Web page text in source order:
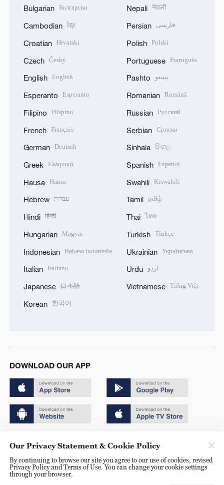
Bulgarian Български
Cambodian ខ្មែរ
Croatian Hrvatski
Czech Český
English English
Esperanto Esperanto
Filipino Filipino
French Français
German Deutsch
Greek Ελληνικά
Hausa Hausa
Hebrew עברית
Hindi हिन्दी
Hungarian Magyar
Indonesian Bahasa Indonesia
Italian Italiano
Japanese 日本語
Korean 한국어
Nepali नेपाली
Persian فارسی
Polish Polski
Portuguese Português
Pashto پښتو
Romanian Română
Russian Русский
Serbian Српски
Sinhala සිංහල
Spanish Español
Swahili Kiswahili
Tamil தமிழ்
Thai ไทย
Turkish Türkçe
Ukrainian Українська
Urdu اردو
Vietnamese Tiếng Việt
DOWNLOAD OUR APP
京ICP备20000184号
京公网安备 11010502050052号
Our Privacy Statement & Cookie Policy
By continuing to browse our site you agree to our use of cookies, revised
Privacy Policy and Terms of Use. You can change your cookie settings
through your browser.